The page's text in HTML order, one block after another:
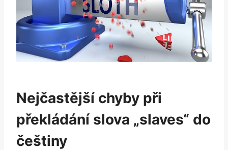
Nejčastější ‍chyby při
překládání slova‌ „slaves“ do
češtiny